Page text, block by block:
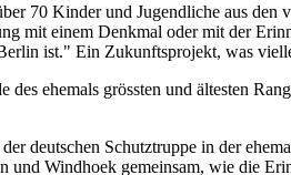
70 Kinder und Jugendliche aus
mit einem Denkmal oder mit der
ist." Ein Zukunftsprojekt, was
ehemals grössten und ältesten
deutschen Schutztruppe in der
und Windhoek gemeinsam, wie die